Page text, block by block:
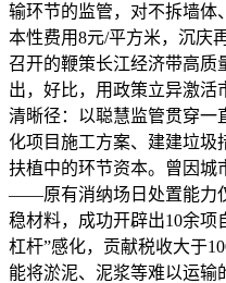
输环节的监管，对不拆墙体
本性费用8元/平方米，沉庆
召开的鞭策长江经济带高质
出，好比，用政策立异激活
清晰径：以聪慧监管贯穿一
化项目施工方案、建建垃圾
扶植中的环节资本。曾因城
——原有消纳场日处置能力
稳材料，成功开辟出10余项
杠杆”感化，贡献税收大于
能将淤泥、泥浆等难以运输